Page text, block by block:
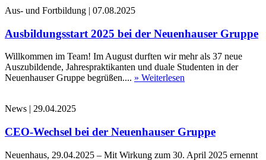
Aus- und Fortbildung | 07.08.2025
Ausbildungsstart 2025 bei der Neuenhauser Gruppe
Willkommen im Team! Im August durften wir mehr als 37 neue
Auszubildende, Jahrespraktikanten und duale Studenten in der
Neuenhauser Gruppe begrüßen.... » Weiterlesen
News | 29.04.2025
CEO-Wechsel bei der Neuenhauser Gruppe
Neuenhaus, 29.04.2025 – Mit Wirkung zum 30. April 2025 ernennt